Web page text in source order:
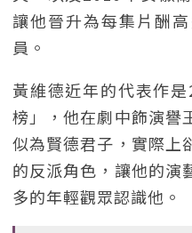
讓他晉升為每集片酬
員。
黃維德近年的代表作
榜」，他在劇中飾演譽
似為賢德君子，實際上
的反派角色，讓他的演
多的年輕觀眾認識他。